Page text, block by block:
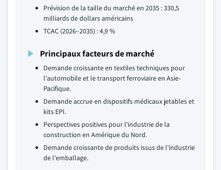
Prévision de la taille du marché en 2035 : 330,5
milliards de dollars américains
TCAC (2026–2035) : 4,9 %
Principaux facteurs de marché
Demande croissante en textiles techniques pour
l'automobile et le transport ferroviaire en Asie-
Pacifique.
Demande accrue en dispositifs médicaux jetables et
kits EPI.
Perspectives positives pour l'industrie de la
construction en Amérique du Nord.
Demande croissante de produits issus de l'industrie
de l'emballage.